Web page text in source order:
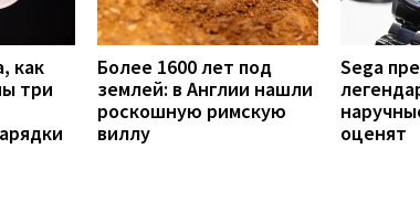
как
три
Более 1600 лет под
землей: в Англии нашли
роскошную римскую
виллу
Sega
оценят